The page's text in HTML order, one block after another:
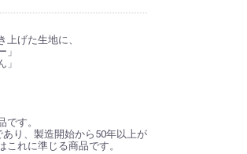
げた生地に、
」
す。
り、製造開始から50年以上が
れに準じる商品です。